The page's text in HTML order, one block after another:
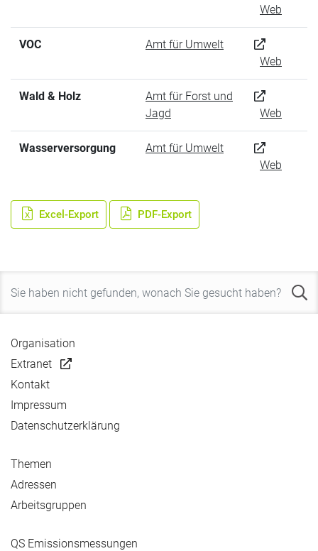
Web
VOC
Amt für Umwelt
Web
Wald & Holz
Amt für Forst und
Jagd
Web
Wasserversorgung
Amt für Umwelt
Web
Excel-Export PDF-Export
Organisation
Extranet
Kontakt
Impressum
Datenschutzerklärung
Themen
Adressen
Arbeitsgruppen
QS Emissionsmessungen